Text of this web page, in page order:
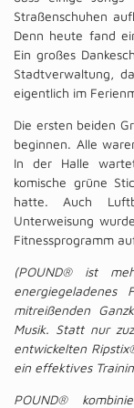
Straßenschuhen
Denn heute fand
Ein großes
Stadtverwaltung,
eigentlich im
Die ersten beiden
beginnen. Alle
In der Halle
komische grüne
hatte. Auch
Unterweisung
Fitnessprogramm
(POUND® ist
mitreißenden
Musik. Statt nur
entwickelten
ein effektives
POUND®